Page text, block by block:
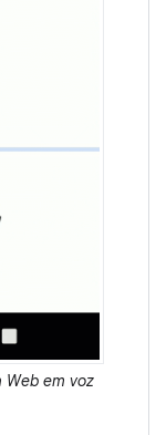
Web em voz